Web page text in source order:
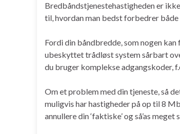
Bredbåndstjenestehastigheden er
til, hvordan man bedst forbedrer både
Fordi din båndbredde, som nogen
ubeskyttet trådløst system sårbart
du bruger komplekse adgangskoder,
Om et problem med din tjeneste, så
muligvis har hastigheder på op til 8
annullere din ‘faktiske’ og så’as